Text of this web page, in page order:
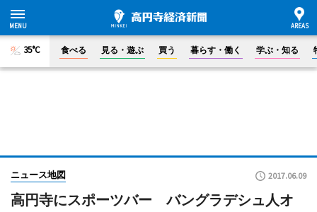
35°C 食べる 見る・遊ぶ 買う 暮らす・働く 学ぶ・知る
ニュース地図 2017.06.09
高円寺にスポーツバー バングラデシュ人オ